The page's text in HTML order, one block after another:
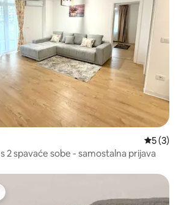
5 (3)
2 spavaće sobe - samostalna prijava
s oznakom „Odabrali gosti”